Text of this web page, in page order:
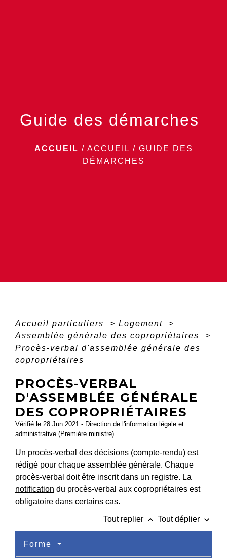
Guide des démarches
ACCUEIL / ACCUEIL / GUIDE DES
DÉMARCHES
Accueil particuliers > Logement
>
Assemblée générale des copropriétaires
>
Procès-verbal d'assemblée générale des
copropriétaires
PROCÈS-VERBAL
D'ASSEMBLÉE GÉNÉRALE
DES COPROPRIÉTAIRES
Vérifié le 28 Jun 2021 - Direction de l'information légale et
administrative (Première ministre)
Un procès-verbal des décisions (compte-rendu) est
rédigé pour chaque assemblée générale. Chaque
procès-verbal doit être inscrit dans un registre. La
notification du procès-verbal aux copropriétaires est
obligatoire dans certains cas.
Tout replier keyboard_arrow_up Tout déplier keyboard_arrow_down
Forme